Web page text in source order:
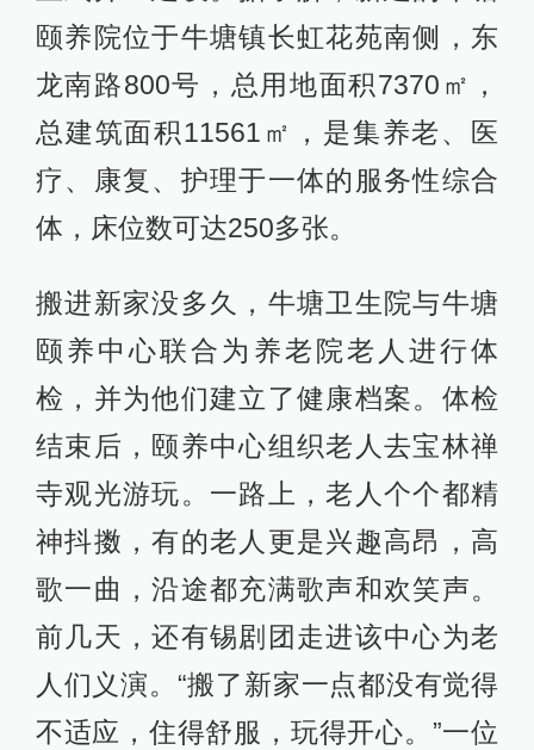
颐养院位于牛塘镇长虹花苑南侧，东
龙南路800号，总用地面积7370㎡，
总建筑面积11561㎡，是集养老、医
疗、康复、护理于一体的服务性综合
体，床位数可达250多张。
搬进新家没多久，牛塘卫生院与牛塘
颐养中心联合为养老院老人进行体
检，并为他们建立了健康档案。体检
结束后，颐养中心组织老人去宝林禅
寺观光游玩。一路上，老人个个都精
神抖擞，有的老人更是兴趣高昂，高
歌一曲，沿途都充满歌声和欢笑声。
前几天，还有锡剧团走进该中心为老
人们义演。“搬了新家一点都没有觉得
不适应，住得舒服，玩得开心。”一位